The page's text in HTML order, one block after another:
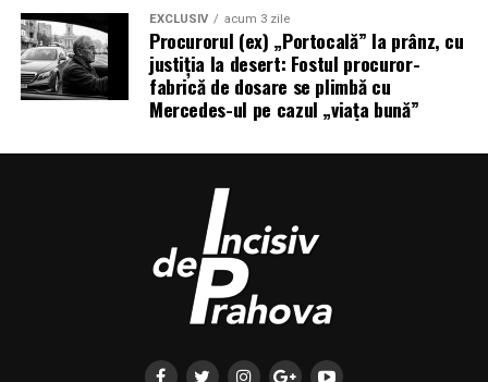
EXCLUSIV acum 3 zile
Procurorul (ex) „Portocală” la prânz, cu
justiția la desert: Fostul procuror-
fabrică de dosare se plimbă cu
Mercedes-ul pe cazul „viața bună”